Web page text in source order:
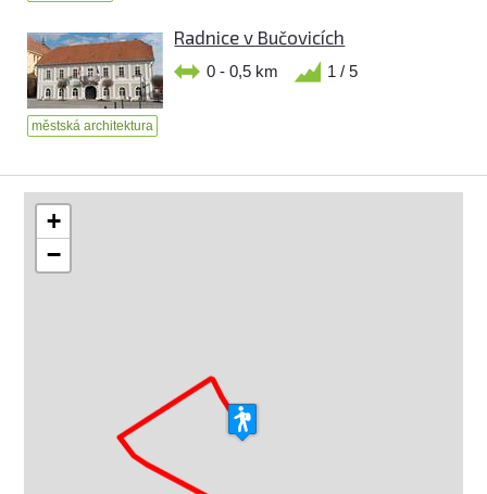
Radnice v Bučovicích
0 - 0,5 km 1 / 5
městská architektura
+
−